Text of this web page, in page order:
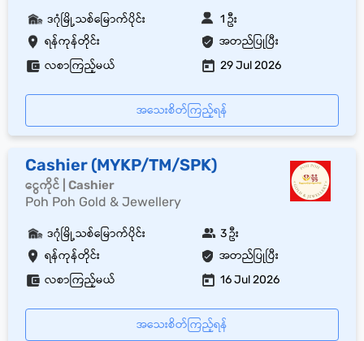
ရန်ကုန်တိုင်း အတည်ပြုပြီး
ဒဂုံမြို့သစ်မြောက်ပိုင်း 1 ဦး
လစာကြည့်မယ် 29 Jul 2026
အသေးစိတ်ကြည့်ရန်
Cashier (MYKP/TM/SPK)
ငွေကိုင် | Cashier
Poh Poh Gold & Jewellery
ရန်ကုန်တိုင်း အတည်ပြုပြီး
ဒဂုံမြို့သစ်မြောက်ပိုင်း 3 ဦး
လစာကြည့်မယ် 16 Jul 2026
အသေးစိတ်ကြည့်ရန်